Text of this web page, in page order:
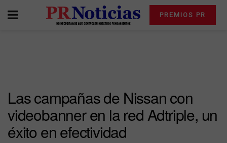
PREMIOS PR
Las campañas de Nissan con
videobanner en la red Adtriple, un
éxito en efectividad